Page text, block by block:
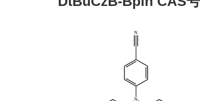
2643331-97-7